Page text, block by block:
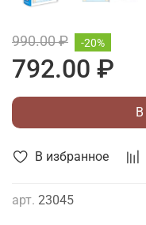
В избранное
арт. 23045
990.00 ₽
792.00 ₽
-20%